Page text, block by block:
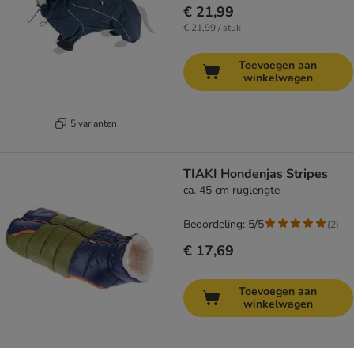
5 varianten
€ 21,99
€ 21,99 / stuk
Toevoegen aan
winkelwagen
TIAKI Hondenjas Stripes
ca. 45 cm ruglengte
€ 17,69
Beoordeling: 5/5 (2)
Toevoegen aan
winkelwagen